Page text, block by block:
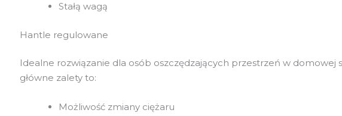
Stałą wagą
Hantle regulowane
Idealne rozwiązanie dla osób oszczędzających przestrzeń w domowej
główne zalety to:
Możliwość zmiany ciężaru